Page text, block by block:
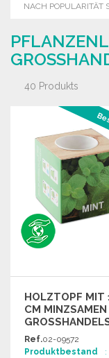
40 Produkts
HOLZTOPF MIT
CM MINZSAMEN
Ref.02-09572
Produktbestand :